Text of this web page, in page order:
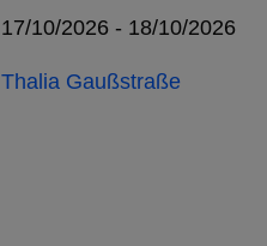
17/10/2026 - 18/10/2026
Thalia Gaußstraße